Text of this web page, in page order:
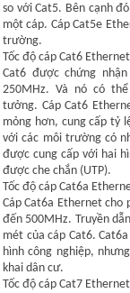
so với Cat5. Bên cạnh
một cáp. Cáp Cat5e
trường.
Tốc độ cáp Cat6
Cat6 được chứng
250MHz. Và nó có
tưởng. Cáp Cat6
mỏng hơn, cung cấp tỷ
với các môi trường có
được cung cấp với hai
được che chắn (UTP).
Tốc độ cáp Cat6a
Cáp Cat6a Ethernet cho
đến 500MHz. Truyền
mét của cáp Cat6.
hình công nghiệp,
khai dân cư.
Tốc độ cáp Cat7